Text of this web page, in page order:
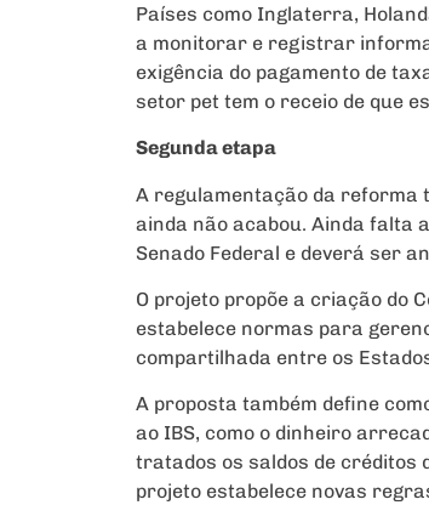
Países como Inglaterra,
a monitorar e registrar
exigência do pagamento de
setor pet tem o receio de que
Segunda etapa
A regulamentação da reforma
ainda não acabou. Ainda falta
Senado Federal e deverá ser
O projeto propõe a criação do
estabelece normas para
compartilhada entre os
A proposta também define
ao IBS, como o dinheiro
tratados os saldos de créditos
projeto estabelece novas